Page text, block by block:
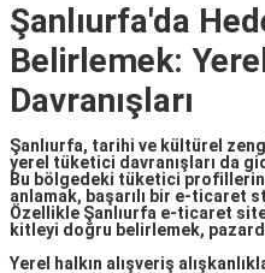
Şanlıurfa'da
Belirlemek:
Davranışları
Şanlıurfa, tarihi ve kültürel
yerel tüketici davranışları da
Bu bölgedeki tüketici profillerini
anlamak, başarılı bir e-ticaret
Özellikle Şanlıurfa e-ticaret
kitleyi doğru belirlemek,
Yerel halkın alışveriş